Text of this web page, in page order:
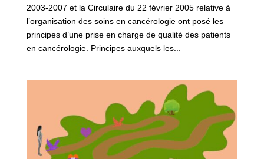
2003-2007 et la Circulaire du 22 février 2005 relative à
l’organisation des soins en cancérologie ont posé les
principes d’une prise en charge de qualité des patients
en cancérologie. Principes auxquels les...